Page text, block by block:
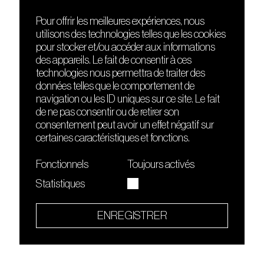
DÉCOUVRIR
Le lieu
Contact
Presse
Cours de DJing
TMLAB
FRIENDS
Nuits sonores
HEAT
Hôtel71
La Gaîté Lyrique
Le Sucre fait partie de
Quartier culturel et créatif
Pour offrir les meilleures expériences, nous
utilisons des technologies telles que les cookies
pour stocker et/ou accéder aux informations
des appareils. Le fait de consentir à ces
technologies nous permettra de traiter des
données telles que le comportement de
navigation ou les ID uniques sur ce site. Le fait
de ne pas consentir ou de retirer son
consentement peut avoir un effet négatif sur
certaines caractéristiques et fonctions.
Fonctionnels
Toujours activés
Statistiques
ENREGISTRER